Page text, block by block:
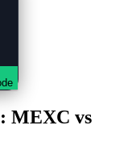
MEXC vs